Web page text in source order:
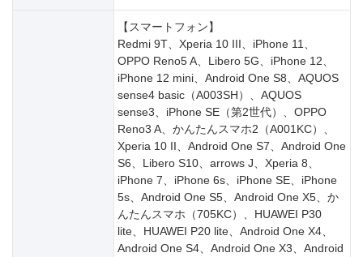
【スマートフォン】
Redmi 9T、Xperia 10 III、iPhone 11、
OPPO Reno5 A、Libero 5G、iPhone 12、
iPhone 12 mini、Android One S8、AQUOS
sense4 basic（A003SH）、AQUOS
sense3、iPhone SE（第2世代）、OPPO
Reno3 A、かんたんスマホ2（A001KC）、
Xperia 10 II、Android One S7、Android One
S6、Libero S10、arrows J、Xperia 8、
iPhone 7、iPhone 6s、iPhone SE、iPhone
5s、Android One S5、Android One X5、か
んたんスマホ（705KC）、HUAWEI P30
lite、HUAWEI P20 lite、Android One X4、
Android One S4、Android One X3、Android